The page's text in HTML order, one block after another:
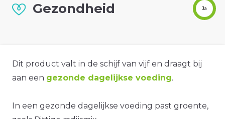
Gezondheid Ja
Dit product valt in de schijf van vijf en draagt bij
aan een gezonde dagelijkse voeding.
In een gezonde dagelijkse voeding past groente,